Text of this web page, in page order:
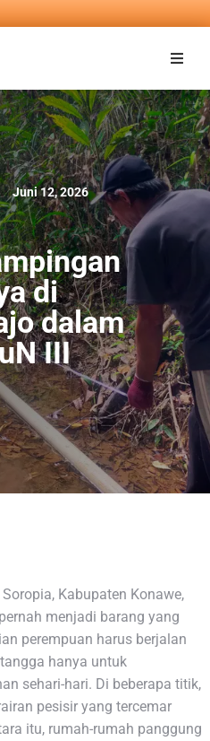
Juni 12, 2026
di
dalam
III
Kabupaten Konawe,
menjadi barang yang
perempuan harus berjalan
hanya untuk
sehari-hari. Di beberapa titik,
pesisir yang tercemar
itu, rumah-rumah panggung